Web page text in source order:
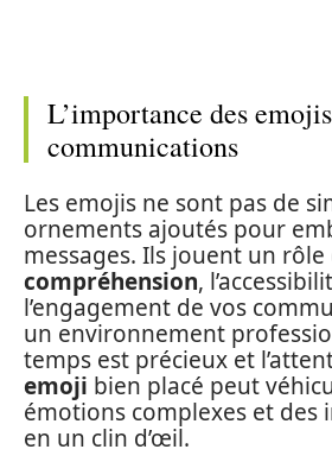
L’importance des
communications
Les emojis ne sont pas de
ornements ajoutés pour
messages. Ils jouent un rôle
compréhension,
l’engagement de vos
un environnement
temps est précieux et
emoji bien placé peut
émotions complexes et des
en un clin d’œil.